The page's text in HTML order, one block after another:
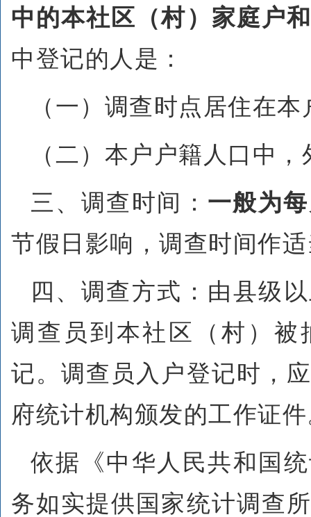
中的本社区（村）家庭户
中登记的人是：
（一）调查时点居住在
（二）本户户籍人口中
三、调查时间： 一般为
节假日影响，调查时间作
四、调查方式：由县级
调查员到本社区（村）被
记。调查员入户登记时，
府统计机构颁发的工作证
依据《中华人民共和国
务如实提供国家统计调查